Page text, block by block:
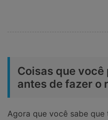
Coisas que
antes de fazer o
Agora que você sabe